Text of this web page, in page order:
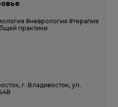
#неврология #терапия
практики
г. Владивосток, ул.